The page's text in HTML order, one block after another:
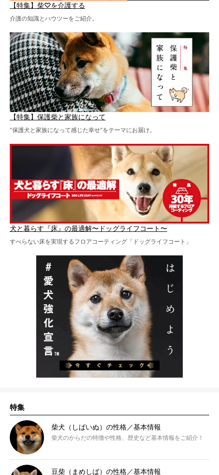
【特集】柴♡を介護する
介護の知識とハウツーをご紹介。
【特集】保護柴と家族になって
“保護犬と家族になって感じた幸せ”をテーマにお届け。
犬と暮らす『床』の最適解〜ドッグライフコート〜
すべらない床を実現するフロアコーティング「ドッグライフコート」
特集
柴犬（しばいぬ）の性格／基本情報
柴犬のからだの特徴や性格、歴史など基本情報をご紹介！
豆柴（まめしば）の性格／基本情報